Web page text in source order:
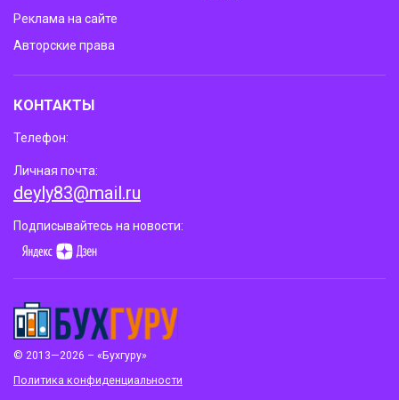
© 2013—2026 – «Бухгуру»
Политика конфиденциальности
Реклама на сайте
Авторские права
КОНТАКТЫ
Телефон:
Личная почта:
deyly83@mail.ru
Подписывайтесь на новости: